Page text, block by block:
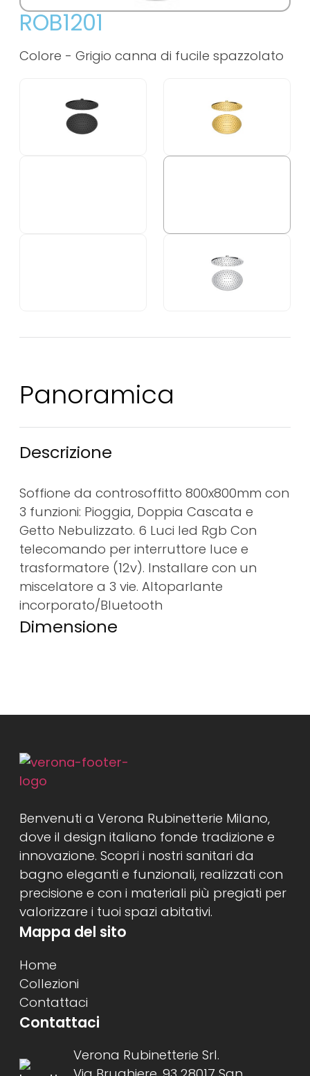
ROB1201
Colore - Grigio canna di fucile spazzolato
Panoramica
Descrizione
Soffione da controsoffitto 800x800mm con
3 funzioni: Pioggia, Doppia Cascata e
Getto Nebulizzato. 6 Luci led Rgb Con
telecomando per interruttore luce e
trasformatore (12v). Installare con un
miscelatore a 3 vie. Altoparlante
incorporato/Bluetooth
Dimensione
Benvenuti a Verona Rubinetterie Milano,
dove il design italiano fonde tradizione e
innovazione. Scopri i nostri sanitari da
bagno eleganti e funzionali, realizzati con
precisione e con i materiali più pregiati per
valorizzare i tuoi spazi abitativi.
Mappa del sito
Home
Collezioni
Contattaci
Contattaci
Verona Rubinetterie Srl.